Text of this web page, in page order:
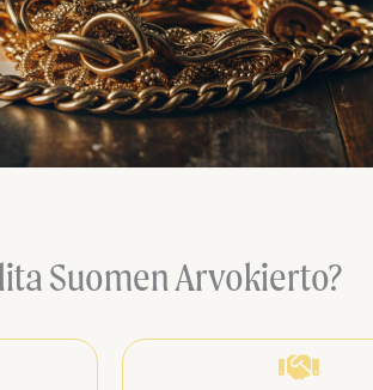
Suomen Arvokierto?